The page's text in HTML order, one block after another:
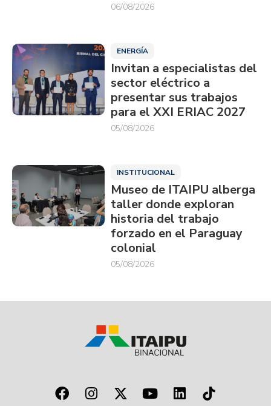
06/08/2026
ENERGÍA
Invitan a especialistas del
sector eléctrico a
presentar sus trabajos
para el XXI ERIAC 2027
05/08/2026
INSTITUCIONAL
Museo de ITAIPU alberga
taller donde exploran
historia del trabajo
forzado en el Paraguay
colonial
05/08/2026